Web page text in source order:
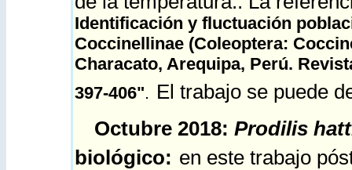
Identificación y fluctuación
Coccinellinae (Coleoptera:
Characato, Arequipa, Perú.
397-406". El trabajo se puede
Octubre 2018: Prodilis
biológico: en este trabajo